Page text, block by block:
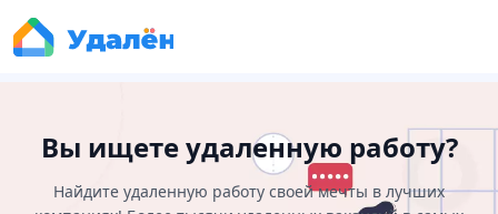
Вы ищете удаленную работу?
Найдите удаленную работу своей мечты в лучших